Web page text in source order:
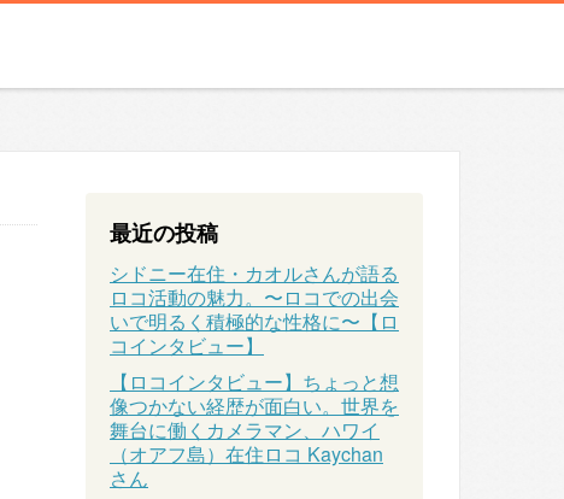
最近の投稿
シドニー在住・カオルさんが語る
ロコ活動の魅力。〜ロコでの出会
いで明るく積極的な性格に〜【ロ
コインタビュー】
【ロコインタビュー】ちょっと想
像つかない経歴が面白い。世界を
舞台に働くカメラマン、ハワイ
（オアフ島）在住ロコ Kaychan
さん